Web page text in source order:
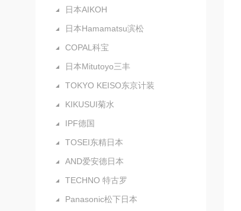
日本AIKOH
日本Hamamatsu滨松
COPAL科宝
日本Mitutoyo三丰
TOKYO KEISO东京计装
KIKUSUI菊水
IPF德国
TOSEI东精日本
AND爱安德日本
TECHNO 特古罗
Panasonic松下日本